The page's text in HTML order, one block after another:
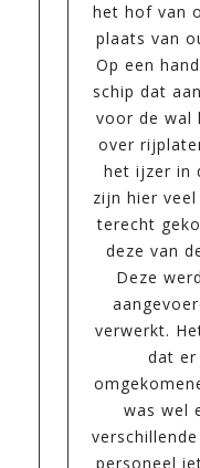
het hof van
plaats van
Op een
schip dat
voor de wal
over
het ijzer in
zijn hier
terecht
deze van
Deze
verwerkt.
dat er
was wel
personeel